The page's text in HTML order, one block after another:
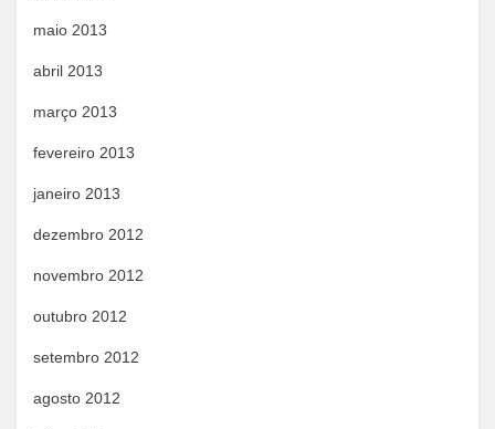
maio 2013
abril 2013
março 2013
fevereiro 2013
janeiro 2013
dezembro 2012
novembro 2012
outubro 2012
setembro 2012
agosto 2012